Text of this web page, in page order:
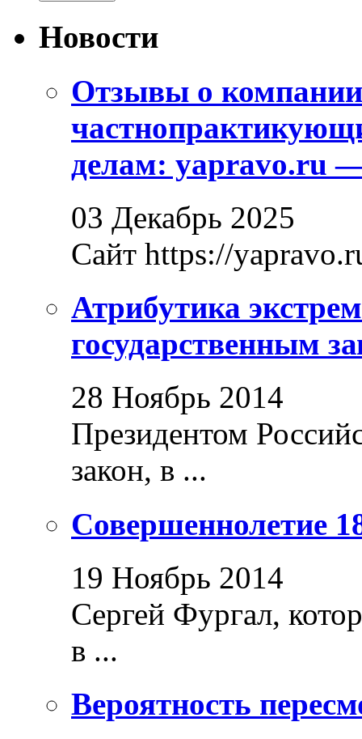
Новости
Отзывы о
делам: yapravo.ru
03 Декабрь 2025
Сайт https://
Атрибутика
государственным
28 Ноябрь 2014
Президентом
закон, в ...
Совершеннолетие
19 Ноябрь 2014
Сергей Фургал,
в ...
Вероятность